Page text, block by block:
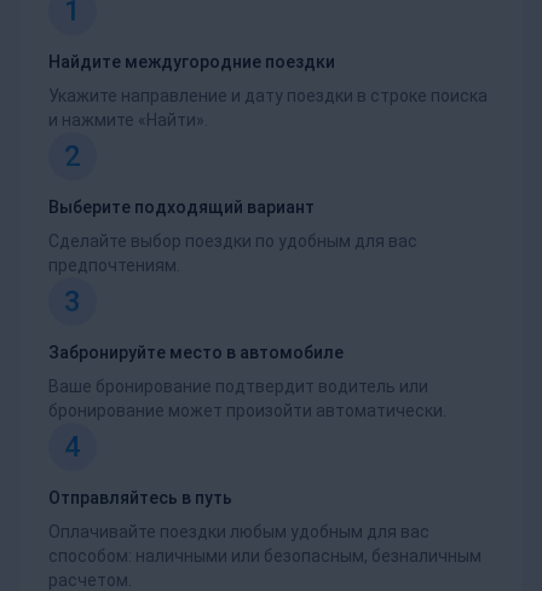
1
Найдите междугородние поездки
Укажите направление и дату поездки в строке поиска
и нажмите «Найти».
2
Выберите подходящий вариант
Сделайте выбор поездки по удобным для вас
предпочтениям.
3
Забронируйте место в автомобиле
Ваше бронирование подтвердит водитель или
бронирование может произойти автоматически.
4
Отправляйтесь в путь
Оплачивайте поездки любым удобным для вас
способом: наличными или безопасным, безналичным
расчетом.